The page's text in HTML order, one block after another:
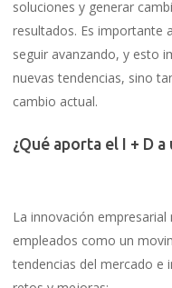
soluciones y generar
resultados. Es importante
seguir avanzando, y esto
nuevas tendencias, sino
cambio actual.
¿Qué aporta el I + D a
La innovación
empleados como un
tendencias del mercado e